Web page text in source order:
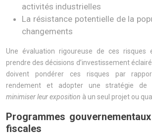
activités industrielles
La résistance potentielle de la
changements
Une évaluation rigoureuse de ces risques
prendre des décisions d’investissement
doivent pondérer ces risques par
rendement et adopter une stratégie de
minimiser leur exposition à un seul projet ou
Programmes
fiscales